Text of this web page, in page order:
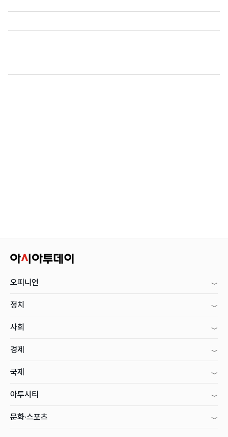
오피니언
정치
사회
경제
국제
아투시티
문화·스포츠